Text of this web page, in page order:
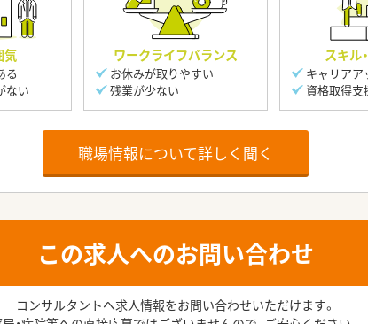
気
る
ない
ワークライフバランス
お休みが取りやすい
残業が少ない
スキル
キャリアア
資格取得支
職場情報について詳しく聞く
この求人へのお問い合わせ
コンサルタントへ求人情報をお問い合わせいただけます。